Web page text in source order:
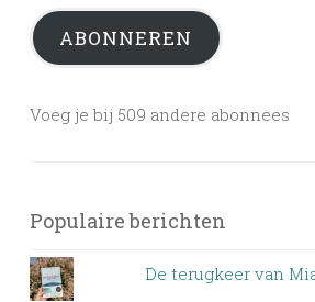
ABONNEREN
Voeg je bij 509 andere abonnees
Populaire berichten
De terugkeer van